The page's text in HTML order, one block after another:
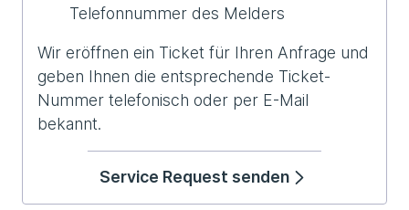
Telefonnummer des Melders
Wir eröffnen ein Ticket für Ihren Anfrage und
geben Ihnen die entsprechende Ticket-
Nummer telefonisch oder per E-Mail
bekannt.
Service Request senden